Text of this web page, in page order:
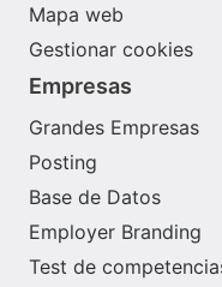
Mapa web
Gestionar cookies
Empresas
Grandes Empresas
Posting
Base de Datos
Employer Branding
Test de